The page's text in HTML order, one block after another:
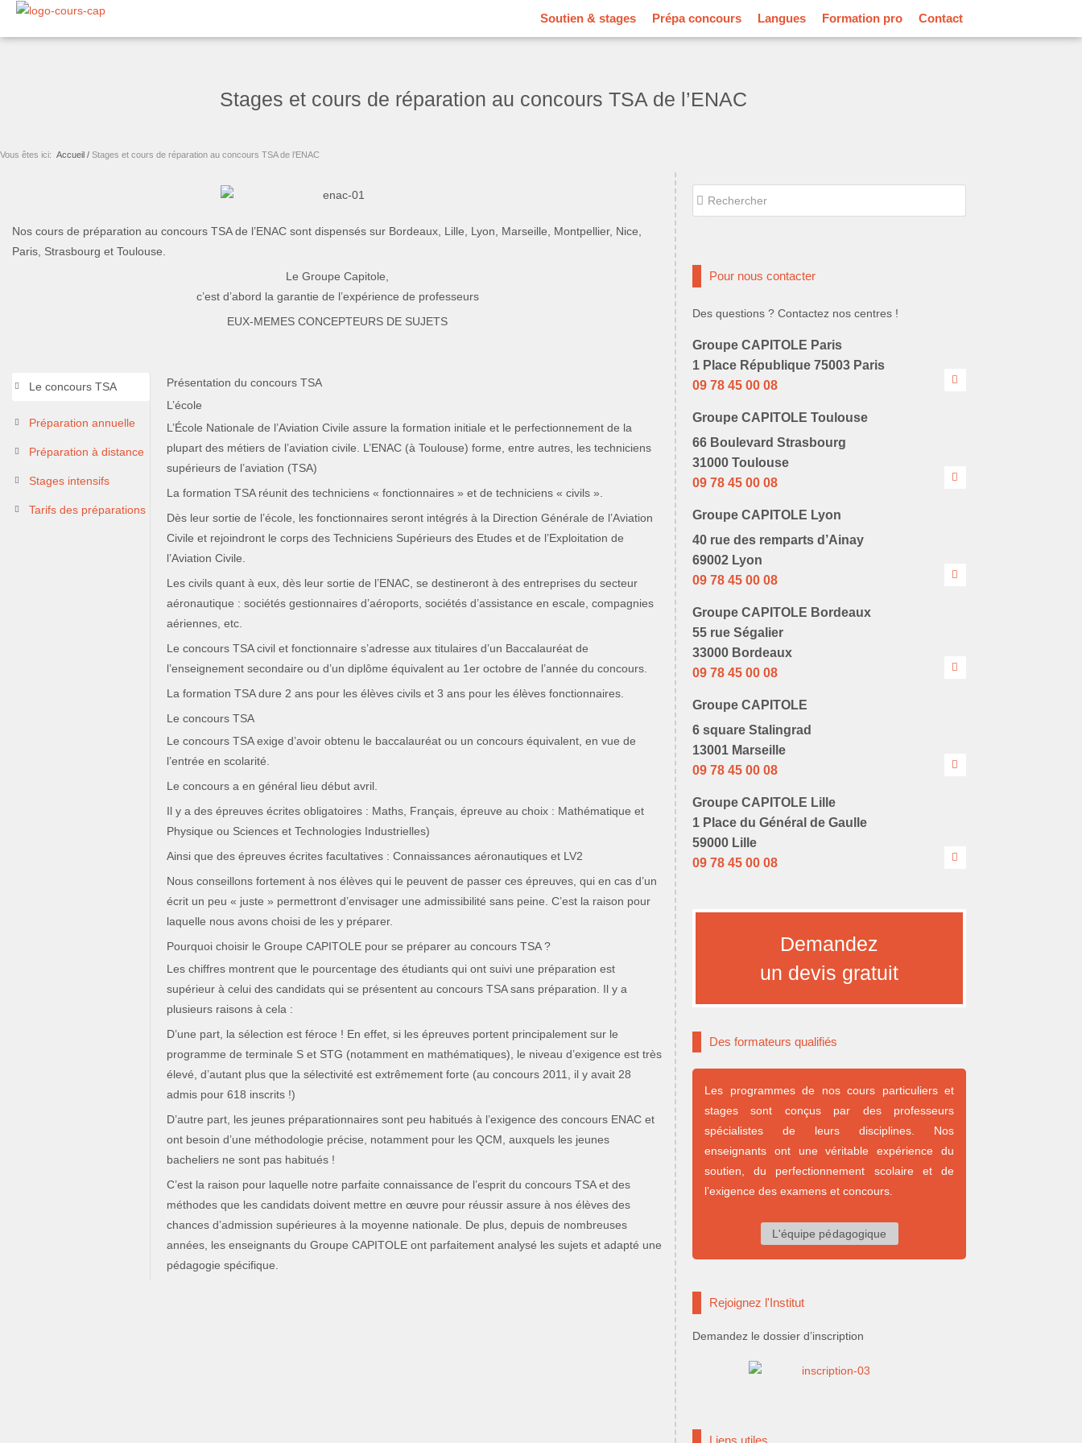
Aller
Soutien & stages Prépa concours Langues Formation pro Contact
Stages et cours de réparation au concours TSA de l’ENAC
Vous êtes ici: Accueil / Stages et cours de réparation au concours TSA de l’ENAC
Nos cours de préparation au concours TSA de l’ENAC sont dispensés sur Bordeaux, Lille, Lyon, Marseille, Montpellier, Nice,
Paris, Strasbourg et Toulouse.
Le Groupe Capitole,
c’est d’abord la garantie de l’expérience de professeurs
EUX-MEMES CONCEPTEURS DE SUJETS
Le concours TSA
Préparation annuelle
Préparation à distance
Stages intensifs
Tarifs des préparations
Présentation du concours TSA
L’école
L’École Nationale de l’Aviation Civile assure la formation initiale et le perfectionnement de la
plupart des métiers de l’aviation civile. L’ENAC (à Toulouse) forme, entre autres, les techniciens
supérieurs de l’aviation (TSA)
La formation TSA réunit des techniciens « fonctionnaires » et de techniciens « civils ».
Dès leur sortie de l’école, les fonctionnaires seront intégrés à la Direction Générale de l’Aviation
Civile et rejoindront le corps des Techniciens Supérieurs des Etudes et de l’Exploitation de
l’Aviation Civile.
Les civils quant à eux, dès leur sortie de l’ENAC, se destineront à des entreprises du secteur
aéronautique : sociétés gestionnaires d’aéroports, sociétés d’assistance en escale, compagnies
aériennes, etc.
Le concours TSA civil et fonctionnaire s’adresse aux titulaires d’un Baccalauréat de
l’enseignement secondaire ou d’un diplôme équivalent au 1er octobre de l’année du concours.
La formation TSA dure 2 ans pour les élèves civils et 3 ans pour les élèves fonctionnaires.
Le concours TSA
Le concours TSA exige d’avoir obtenu le baccalauréat ou un concours équivalent, en vue de
l’entrée en scolarité.
Le concours a en général lieu début avril.
Il y a des épreuves écrites obligatoires : Maths, Français, épreuve au choix : Mathématique et
Physique ou Sciences et Technologies Industrielles)
Ainsi que des épreuves écrites facultatives : Connaissances aéronautiques et LV2
Nous conseillons fortement à nos élèves qui le peuvent de passer ces épreuves, qui en cas d’un
écrit un peu « juste » permettront d’envisager une admissibilité sans peine. C’est la raison pour
laquelle nous avons choisi de les y préparer.
Pourquoi choisir le Groupe CAPITOLE pour se préparer au concours TSA ?
Les chiffres montrent que le pourcentage des étudiants qui ont suivi une préparation est
supérieur à celui des candidats qui se présentent au concours TSA sans préparation. Il y a
plusieurs raisons à cela :
D’une part, la sélection est féroce ! En effet, si les épreuves portent principalement sur le
programme de terminale S et STG (notamment en mathématiques), le niveau d’exigence est très
élevé, d’autant plus que la sélectivité est extrêmement forte (au concours 2011, il y avait 28
admis pour 618 inscrits !)
D’autre part, les jeunes préparationnaires sont peu habitués à l’exigence des concours ENAC et
ont besoin d’une méthodologie précise, notamment pour les QCM, auxquels les jeunes
bacheliers ne sont pas habitués !
C’est la raison pour laquelle notre parfaite connaissance de l’esprit du concours TSA et des
méthodes que les candidats doivent mettre en œuvre pour réussir assure à nos élèves des
chances d’admission supérieures à la moyenne nationale. De plus, depuis de nombreuses
années, les enseignants du Groupe CAPITOLE ont parfaitement analysé les sujets et adapté une
pédagogie spécifique.
Rechercher
Pour nous contacter
Des questions ? Contactez nos centres !
Groupe CAPITOLE Paris
1 Place République 75003 Paris
09 78 45 00 08
Groupe CAPITOLE Toulouse
66 Boulevard Strasbourg
31000 Toulouse
09 78 45 00 08
Groupe CAPITOLE Lyon
40 rue des remparts d’Ainay
69002 Lyon
09 78 45 00 08
Groupe CAPITOLE Bordeaux
55 rue Ségalier
33000 Bordeaux
09 78 45 00 08
Groupe CAPITOLE
6 square Stalingrad
13001 Marseille
09 78 45 00 08
Groupe CAPITOLE Lille
1 Place du Général de Gaulle
59000 Lille
09 78 45 00 08
Demandez
un devis gratuit
Des formateurs qualifiés
Les programmes de nos cours particuliers et
stages sont conçus par des professeurs
spécialistes de leurs disciplines. Nos
enseignants ont une véritable expérience du
soutien, du perfectionnement scolaire et de
l’exigence des examens et concours.
L'équipe pédagogique
Rejoignez l'Institut
Demandez le dossier d’inscription
Liens utiles